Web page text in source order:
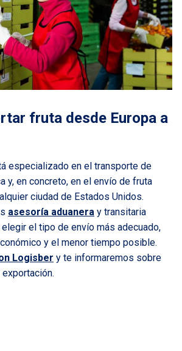
fruta desde Europa a
especializado en el transporte de
y, en concreto, en el envío de fruta
ciudad de Estados Unidos.
asesoría aduanera y transitaria
el tipo de envío más adecuado,
y el menor tiempo posible.
Logisber y te informaremos sobre